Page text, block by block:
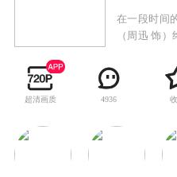
在一段时间
（周迅 饰
魔。所谓指
兴趣，只能
种。虽然匪
此愈加亲密
刀专卖店
超清画质 4936